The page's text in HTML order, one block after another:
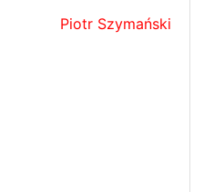
Piotr Szymański